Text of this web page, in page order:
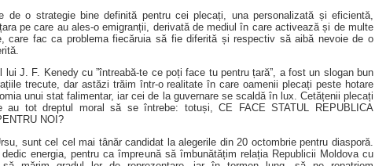
de o strategie bine definită pentru cei plecați, una personalizată și eficientă,
pe care au ales-o emigranții, derivată de mediul în care activează și de multe
care fac ca problema fiecăruia să fie diferită și respectiv să aibă nevoie de o
lui J. F. Kenedy cu ”întreabă-te ce poți face tu pentru țară”, a fost un slogan bun
trecute, dar astăzi trăim într-o realitate în care oamenii plecați peste hotare
unui stat falimentar, iar cei de la guvernare se scaldă în lux. Cetățenii plecați
au tot dreptul moral să se întrebe: totuși, CE FACE STATUL REPUBLICA
NOI?
sunt cel cel mai tânăr candidat la alegerile din 20 octombrie pentru diasporă.
energia, pentru ca împreună să îmbunătățim relația Republicii Moldova cu